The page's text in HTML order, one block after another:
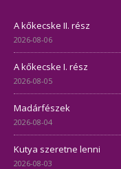
A kőkecske II. rész
2026-08-06
A kőkecske I. rész
2026-08-05
Madárfészek
2026-08-04
Kutya szeretne lenni
2026-08-03